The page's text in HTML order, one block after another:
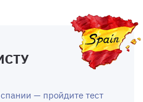
— пройдите тест